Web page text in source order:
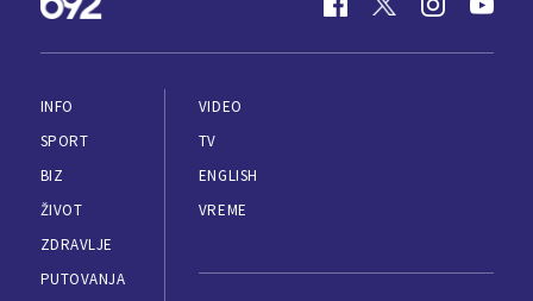
INFO
SPORT
BIZ
ŽIVOT
ZDRAVLJE
PUTOVANJA
VIDEO
TV
ENGLISH
VREME